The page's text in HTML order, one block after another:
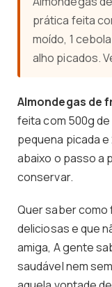
prática feita
moído, 1
alho picados.
Almondegas de
feita com 500g
pequena picada
abaixo o passo a
conservar.
Quer saber como
deliciosas e que
amiga, A gente
saudável nem